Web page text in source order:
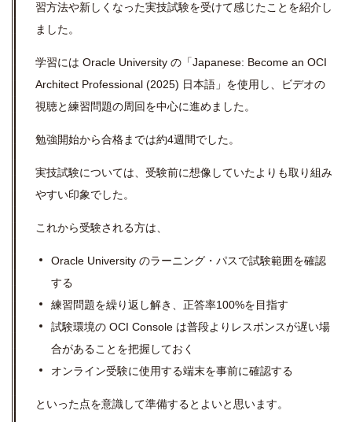
習方法や新しくなった実技試験を受けて感じたことを紹介し
ました。
学習には Oracle University の「Japanese: Become an OCI
Architect Professional (2025) 日本語」を使用し、ビデオの
視聴と練習問題の周回を中心に進めました。
勉強開始から合格までは約4週間でした。
実技試験については、受験前に想像していたよりも取り組み
やすい印象でした。
これから受験される方は、
Oracle University のラーニング・パスで試験範囲を確認
する
練習問題を繰り返し解き、正答率100%を目指す
試験環境の OCI Console は普段よりレスポンスが遅い場
合があることを把握しておく
オンライン受験に使用する端末を事前に確認する
といった点を意識して準備するとよいと思います。